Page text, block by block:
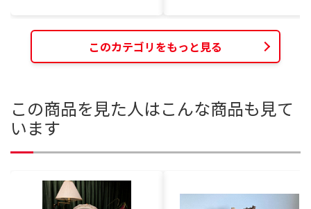
このカテゴリをもっと見る
この商品を見た人はこんな商品も見て
います